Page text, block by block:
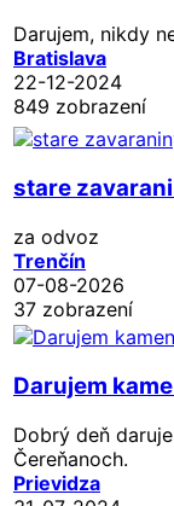
Darujem, nikdy
Bratislava
22-12-2024
849 zobrazení
stare
za odvoz
Trenčín
07-08-2026
37 zobrazení
Darujem
Dobrý deň
Čereňanoch.
Prievidza